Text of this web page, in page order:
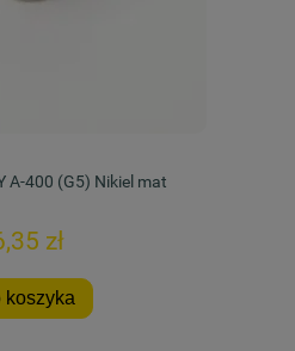
A-400 (G5) Nikiel mat
zł
koszyka